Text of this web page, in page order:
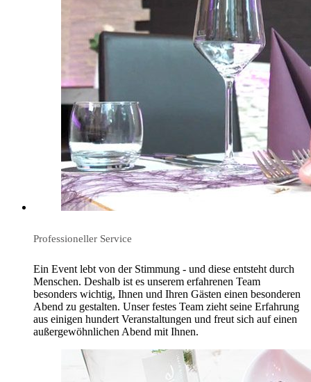
Professioneller Service
Ein Event lebt von der Stimmung - und diese entsteht durch
Menschen. Deshalb ist es unserem erfahrenen Team
besonders wichtig, Ihnen und Ihren Gästen einen besonderen
Abend zu gestalten. Unser festes Team zieht seine Erfahrung
aus einigen hundert Veranstaltungen und freut sich auf einen
außergewöhnlichen Abend mit Ihnen.